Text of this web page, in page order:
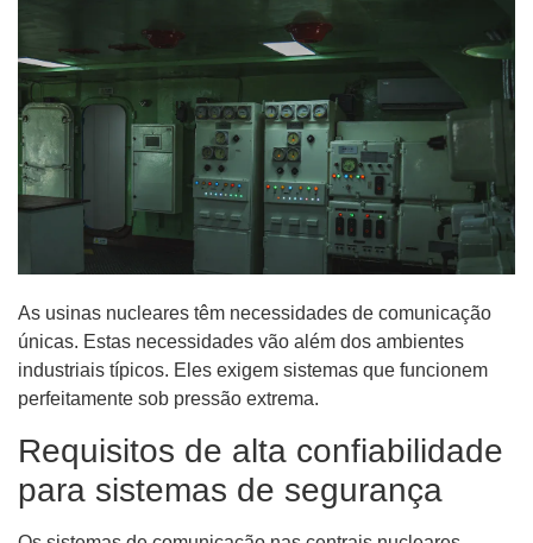
As usinas nucleares têm necessidades de comunicação
únicas. Estas necessidades vão além dos ambientes
industriais típicos. Eles exigem sistemas que funcionem
perfeitamente sob pressão extrema.
Requisitos de alta confiabilidade
para sistemas de segurança